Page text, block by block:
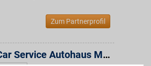
Zum Partnerprofil
Bosch Car Service Autohaus Mack